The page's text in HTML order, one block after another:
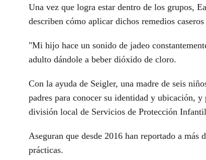
Una vez que logra estar dentro de los grupos,
describen cómo aplicar dichos remedios
"Mi hijo hace un sonido de jadeo
adulto dándole a beber dióxido de cloro.
Con la ayuda de Seigler, una madre de seis
padres para conocer su identidad y ubicación,
división local de Servicios de Protección
Aseguran que desde 2016 han reportado a más
prácticas.